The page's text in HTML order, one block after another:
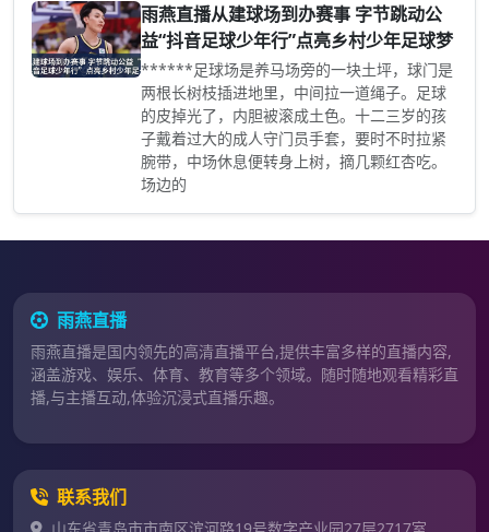
雨燕直播从建球场到办赛事 字节跳动公
益“抖音足球少年行”点亮乡村少年足球梦
******足球场是养马场旁的一块土坪，球门是
两根长树枝插进地里，中间拉一道绳子。足球
的皮掉光了，内胆被滚成土色。十二三岁的孩
子戴着过大的成人守门员手套，要时不时拉紧
腕带，中场休息便转身上树，摘几颗红杏吃。
场边的
雨燕直播
雨燕直播是国内领先的高清直播平台,提供丰富多样的直播内容,
涵盖游戏、娱乐、体育、教育等多个领域。随时随地观看精彩直
播,与主播互动,体验沉浸式直播乐趣。
联系我们